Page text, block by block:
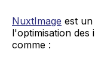
NuxtImage est
l'optimisation des
comme :